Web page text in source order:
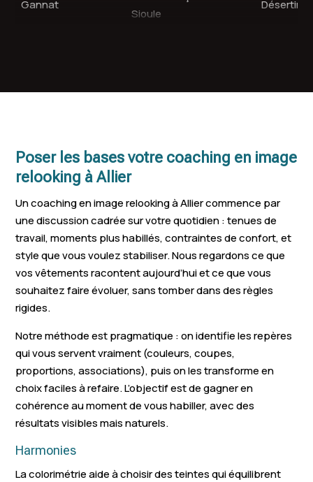
Gannat
Sioule
Creuzier-le-Vieux Lapalisse
Bourbon-
l'Archambault
Néris-les-Bains
Vendat Saint-Victor Cosne-
Le Vernet Lurcy-Lévis
Saint-
Rollat
Souvigny
Lusigny
Beaulon
Poser les bases votre coaching en image
relooking à Allier
Un coaching en image relooking à Allier commence par
une discussion cadrée sur votre quotidien : tenues de
travail, moments plus habillés, contraintes de confort, et
style que vous voulez stabiliser. Nous regardons ce que
vos vêtements racontent aujourd’hui et ce que vous
souhaitez faire évoluer, sans tomber dans des règles
rigides.
Notre méthode est pragmatique : on identifie les repères
qui vous servent vraiment (couleurs, coupes,
proportions, associations), puis on les transforme en
choix faciles à refaire. L’objectif est de gagner en
cohérence au moment de vous habiller, avec des
résultats visibles mais naturels.
Harmonies
La colorimétrie aide à choisir des teintes qui équilibrent